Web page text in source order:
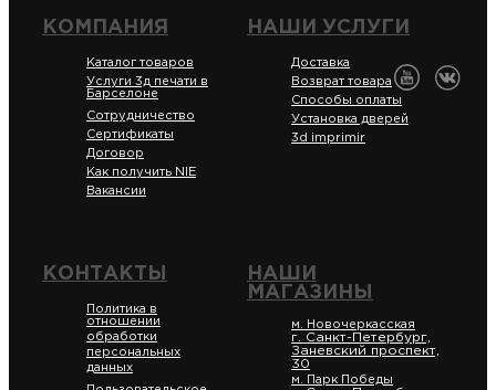
КОМПАНИЯ
Каталог товаров
Услуги 3д печати в
Барселоне
Сотрудничество
Сертификаты
Договор
Как получить NIE
Вакансии
НАШИ УСЛУГИ
Доставка
Возврат товара
Способы оплаты
Установка дверей
3d imprimir
КОНТАКТЫ
Политика в
отношении
обработки
персональных
данных
НАШИ
МАГАЗИНЫ
м. Новочеркасская
г. Санкт-Петербург,
Заневский проспект,
30
м. Парк Победы